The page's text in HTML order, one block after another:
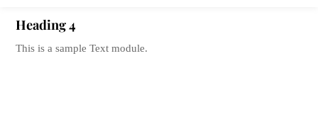
Heading 4
This is a sample Text module.